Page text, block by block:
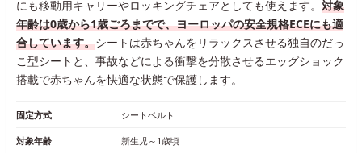
にも移動用キャリーやロッキングチェアとしても使えます。 対象
年齢は0歳から1歳ごろまでで、ヨーロッパの安全規格ECEにも適
合しています。シートは赤ちゃんをリラックスさせる独自のだっ
こ型シートと、事故などによる衝撃を分散させるエッグショック
搭載で赤ちゃんを快適な状態で保護します。
固定方式 シートベルト
対象年齢 新生児～1歳頃